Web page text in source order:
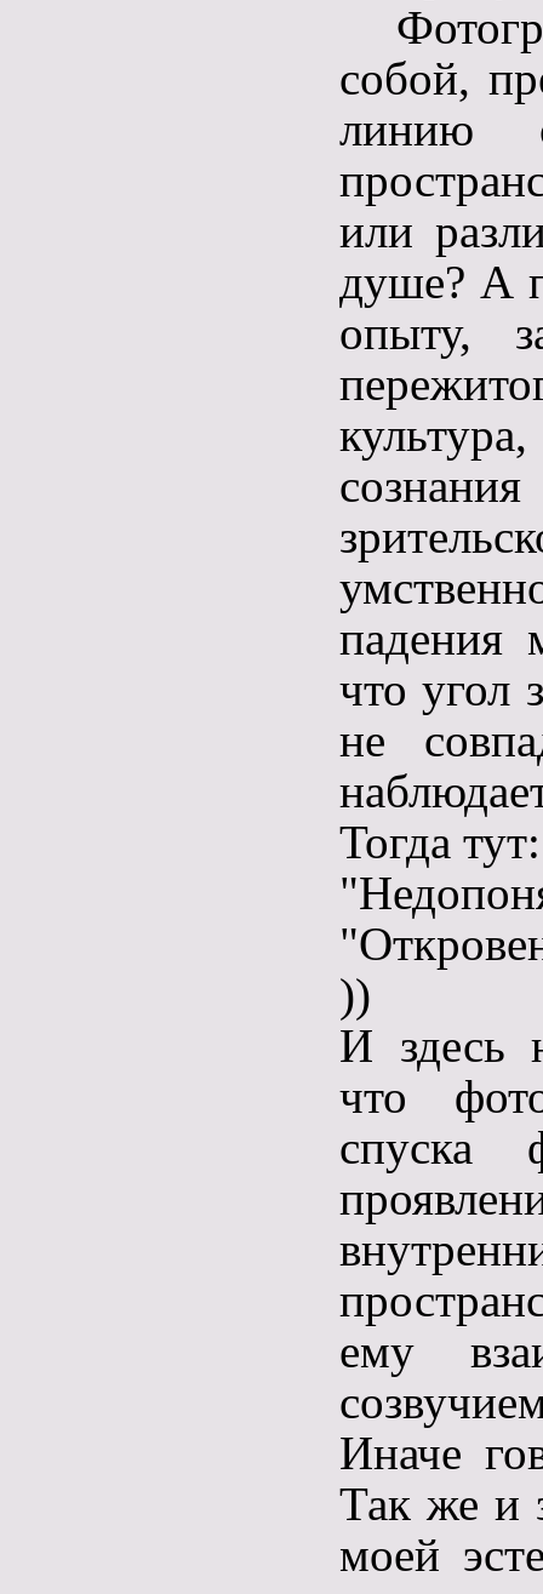
собой,
линию
или
душе? А
опыту,
падения
что угол
не
Тогда тут:
))
И здесь
что
спуска
ему
Иначе
Так же и
моей